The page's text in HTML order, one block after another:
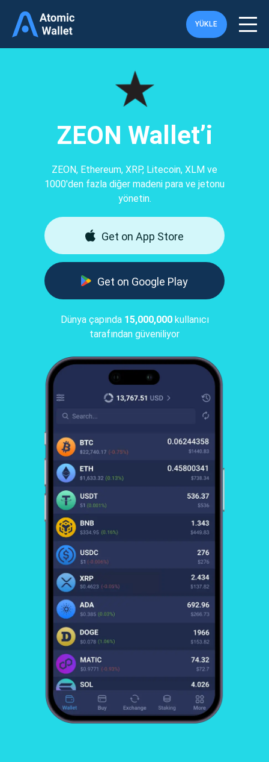
YÜKLE
ZEON Wallet’i
ZEON, Ethereum, XRP, Litecoin, XLM ve
1000'den fazla diğer madeni para ve jetonu
yönetin.
Get on App Store
Get on Google Play
Dünya çapında 15,000,000kullanıcı
tarafından güveniliyor